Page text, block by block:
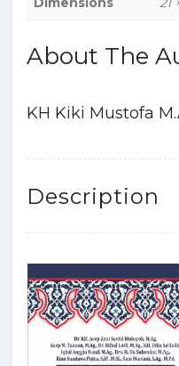
About The
KH Kiki Mustofa
Description